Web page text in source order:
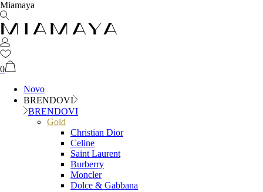
Miamaya
0
Novo
BRENDOVI
BRENDOVI
Gold
Christian Dior
Celine
Saint Laurent
Burberry
Moncler
Dolce & Gabbana